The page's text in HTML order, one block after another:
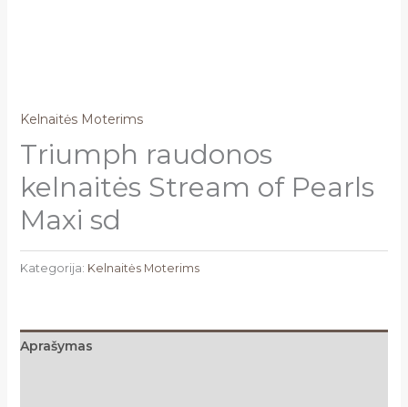
Kelnaitės Moterims
Triumph raudonos
kelnaitės Stream of Pearls
Maxi sd
Kategorija: Kelnaitės Moterims
Aprašymas